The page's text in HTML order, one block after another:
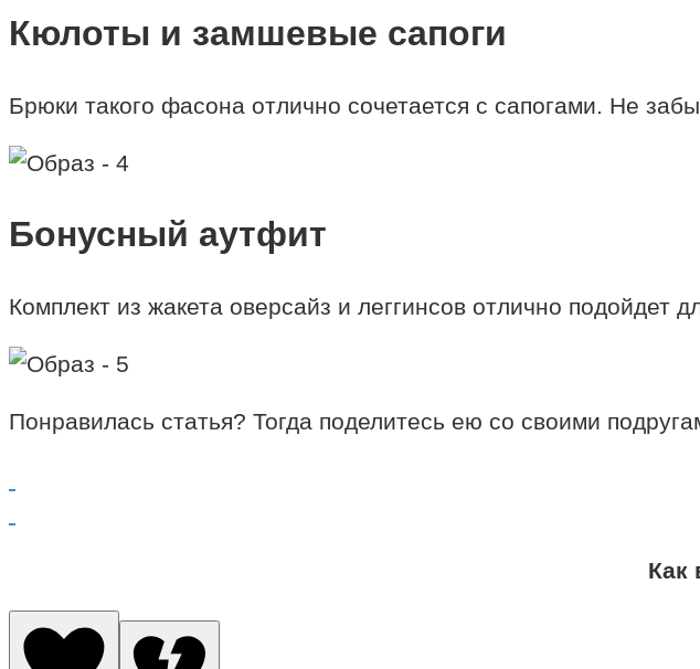
Кюлоты и замшевые сапоги
Брюки такого фасона отлично сочетается с сапогами. Не
Бонусный аутфит
Комплект из жакета оверсайз и леггинсов отлично подойдет
Понравилась статья? Тогда поделитесь ею со своими
Как